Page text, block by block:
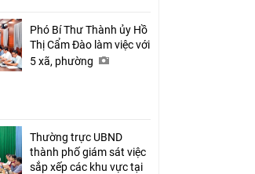
Phó Bí Thư Thành ủy Hồ
Thị Cẩm Đào làm việc với
5 xã, phường
Thường trực UBND
thành phố giám sát việc
sắp xếp các khu vực tại